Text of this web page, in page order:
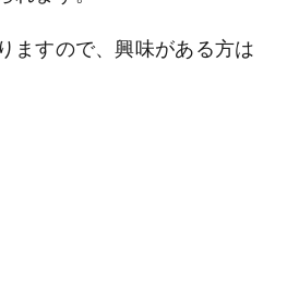
ますので、興味がある方は